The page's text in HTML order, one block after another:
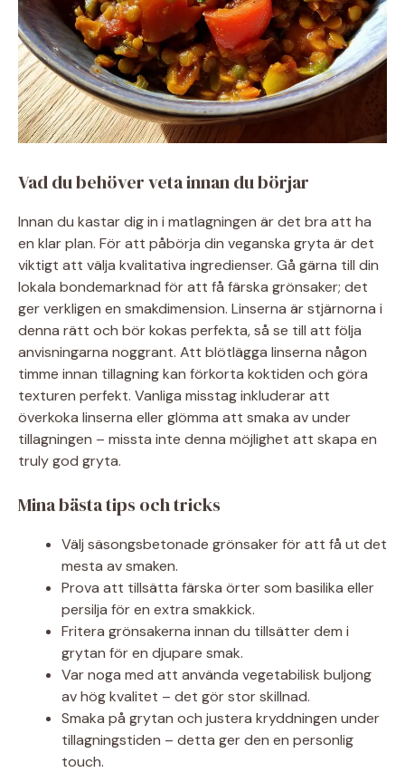
Vad du behöver veta innan du börjar
Innan du kastar dig in i matlagningen är det bra att ha
en klar plan. För att påbörja din veganska gryta är det
viktigt att välja kvalitativa ingredienser. Gå gärna till din
lokala bondemarknad för att få färska grönsaker; det
ger verkligen en smakdimension. Linserna är stjärnorna i
denna rätt och bör kokas perfekta, så se till att följa
anvisningarna noggrant. Att blötlägga linserna någon
timme innan tillagning kan förkorta koktiden och göra
texturen perfekt. Vanliga misstag inkluderar att
överkoka linserna eller glömma att smaka av under
tillagningen – missta inte denna möjlighet att skapa en
truly god gryta.
Mina bästa tips och tricks
Välj säsongsbetonade grönsaker för att få ut det
mesta av smaken.
Prova att tillsätta färska örter som basilika eller
persilja för en extra smakkick.
Fritera grönsakerna innan du tillsätter dem i
grytan för en djupare smak.
Var noga med att använda vegetabilisk buljong
av hög kvalitet – det gör stor skillnad.
Smaka på grytan och justera kryddningen under
tillagningstiden – detta ger den en personlig
touch.